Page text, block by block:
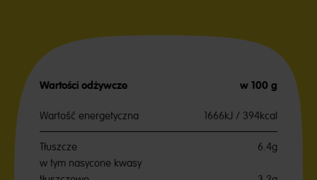
Wartości odżywcze w 100 g
Wartość energetyczna 1666kJ / 394kcal
Tłuszcze
6.4g
w tym nasycone kwasy